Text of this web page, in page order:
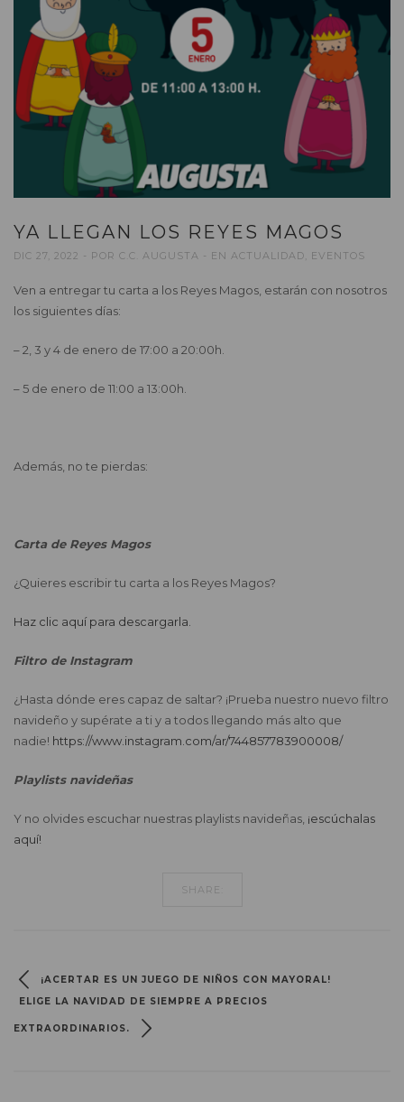
YA LLEGAN LOS REYES MAGOS
DIC 27, 2022 POR C.C. AUGUSTA EN ACTUALIDAD EVENTOS
Ven a entregar tu carta a los Reyes Magos, estarán con nosotros
los siguientes días:
– 2, 3 y 4 de enero de 17:00 a 20:00h.
– 5 de enero de 11:00 a 13:00h.
Además, no te pierdas:
Carta de Reyes Magos
¿Quieres escribir tu carta a los Reyes Magos?
Haz clic aquí para descargarla.
Filtro de Instagram
¿Hasta dónde eres capaz de saltar? ¡Prueba nuestro nuevo filtro
navideño y supérate a ti y a todos llegando más alto que
nadie! https://www.instagram.com/ar/744857783900008/
Playlists navideñas
Y no olvides escuchar nuestras playlists navideñas, ¡escúchalas
aquí!
SHARE:
¡ACERTAR ES UN JUEGO DE NIÑOS CON MAYORAL!
ELIGE LA NAVIDAD DE SIEMPRE A PRECIOS
EXTRAORDINARIOS.